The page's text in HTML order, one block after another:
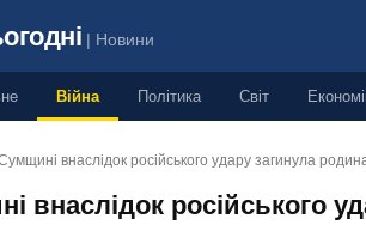
| Новини
Війна Політика Світ
внаслідок російського удару загинула
внаслідок російського